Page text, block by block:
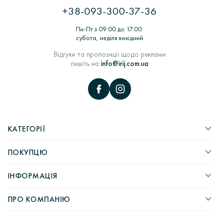
термообробка форм для лиття> Лиття заготовок ювелірних
монтаж та декорування ювелірних виробів> Роботи по
шліфовці> ВТК> пробірування виробів в Пробірною
палаті> Підбір вставок і закріпка каміння> Полірування і
надання глянцю> Упаковка і відправка покупцеві.
+38-093-300-37-36
Пн-Пт з 09:00 до 17:00
субота, неділя вихідний
Відгуки та пропозиції щодо реклами
пишіть на info@irij.com.ua
КАТЕГОРІЇ
ПОКУПЦЮ
ІНФОРМАЦІЯ
ПРО КОМПАНІЮ